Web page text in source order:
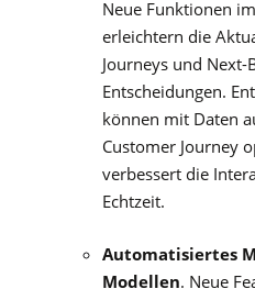
Neue Funktionen
erleichtern die
Journeys und Next-
Entscheidungen.
können mit Daten
Customer Journey
verbessert die
Echtzeit.
Automatisiertes
Modellen. Neue